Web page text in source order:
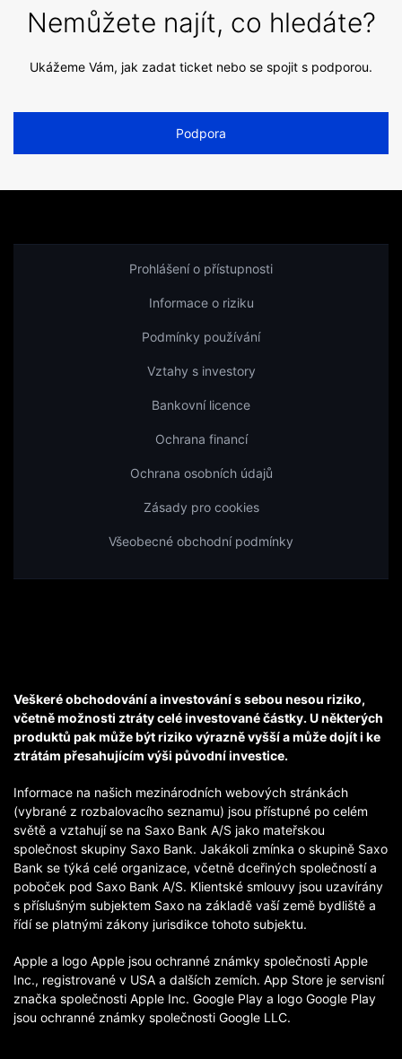
Nemůžete najít, co hledáte?
Ukážeme Vám, jak zadat ticket nebo se spojit s podporou.
Podpora
Prohlášení o přístupnosti
Informace o riziku
Podmínky používání
Vztahy s investory
Bankovní licence
Ochrana financí
Ochrana osobních údajů
Zásady pro cookies
Všeobecné obchodní podmínky
Veškeré obchodování a investování s sebou nesou riziko,
včetně možnosti ztráty celé investované částky. U některých
produktů pak může být riziko výrazně vyšší a může dojít i ke
ztrátám přesahujícím výši původní investice.
Informace na našich mezinárodních webových stránkách
(vybrané z rozbalovacího seznamu) jsou přístupné po celém
světě a vztahují se na Saxo Bank A/S jako mateřskou
společnost skupiny Saxo Bank. Jakákoli zmínka o skupině Saxo
Bank se týká celé organizace, včetně dceřiných společností a
poboček pod Saxo Bank A/S. Klientské smlouvy jsou uzavírány
s příslušným subjektem Saxo na základě vaší země bydliště a
řídí se platnými zákony jurisdikce tohoto subjektu.
Apple a logo Apple jsou ochranné známky společnosti Apple
Inc., registrované v USA a dalších zemích. App Store je servisní
značka společnosti Apple Inc. Google Play a logo Google Play
jsou ochranné známky společnosti Google LLC.